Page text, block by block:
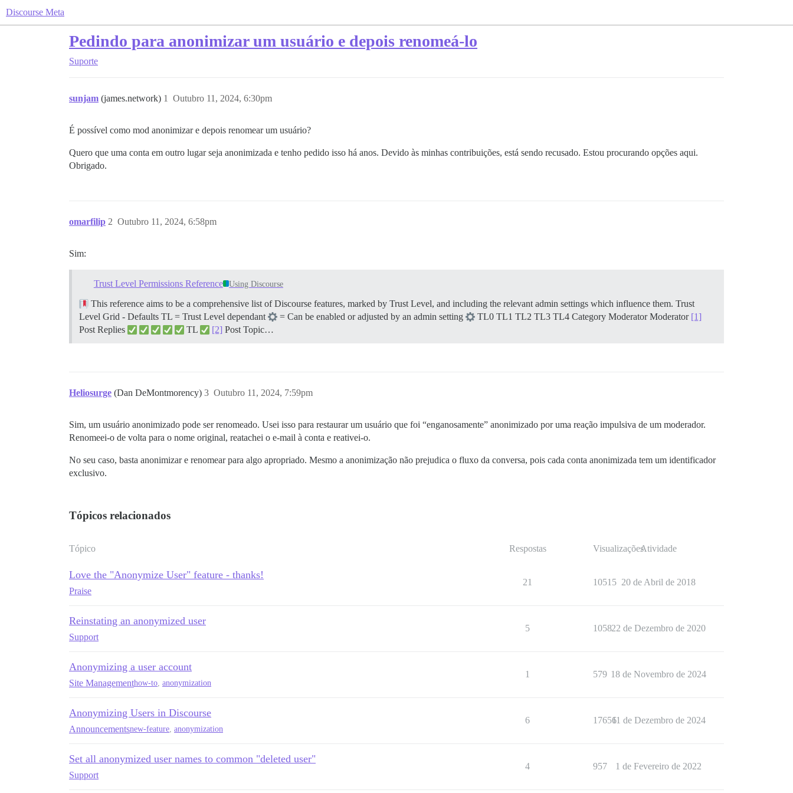
Discourse Meta
Pedindo para anonimizar um usuário e depois renomeá-lo
Suporte
sunjam (james.network) Outubro 11, 2024, 6:30pm
1
É possível como mod anonimizar e depois renomear um usuário?
Quero que uma conta em outro lugar seja anonimizada e tenho pedido isso há anos. Devido às minhas contribuições, está sendo recusado. Estou procurando opções aqui.
Obrigado.
omarfilip Outubro 11, 2024, 6:58pm
2
Sim:
Trust Level Permissions Reference Using Discourse
This reference aims to be a comprehensive list of Discourse features, marked by Trust Level, and including the relevant admin settings which influence them. Trust
Level Grid - Defaults TL = Trust Level dependant
= Can be enabled or adjusted by an admin setting TL0 TL1 TL2 TL3 TL4 Category Moderator Moderator [1]
Post Replies
TL [2] Post Topic…
Heliosurge (Dan DeMontmorency) Outubro 11, 2024, 7:59pm
3
Sim, um usuário anonimizado pode ser renomeado. Usei isso para restaurar um usuário que foi “enganosamente” anonimizado por uma reação impulsiva de um moderador.
Renomeei-o de volta para o nome original, reatachei o e-mail à conta e reativei-o.
No seu caso, basta anonimizar e renomear para algo apropriado. Mesmo a anonimização não prejudica o fluxo da conversa, pois cada conta anonimizada tem um identificador
exclusivo.
Tópicos relacionados
Tópico Respostas VisualizaçõesAtividade
Love the "Anonymize User" feature - thanks!
Praise
21 10515 20 de Abril de 2018
Reinstating an anonymized user
Support
5 105822 de Dezembro de 2020
Anonymizing a user account
Site Managementhow-to, anonymization
1 579 18 de Novembro de 2024
Anonymizing Users in Discourse
Announcementsnew-feature, anonymization
6 1765611 de Dezembro de 2024
Set all anonymized user names to common "deleted user"
Support
4 957 1 de Fevereiro de 2022